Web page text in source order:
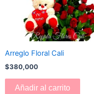
Arreglo Floral Cali
$380,000
Añadir al carrito